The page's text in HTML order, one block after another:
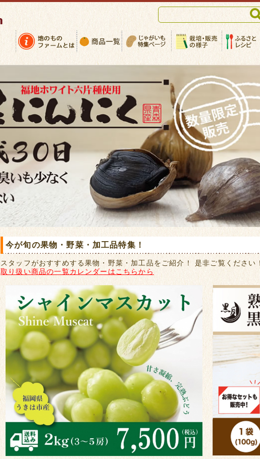
今が旬の果物・野菜・加工品特集！
スタッフがおすすめする果物・野菜・加工品をご紹介！ 是非ご覧ください
取り扱い商品の一覧カレンダーはこちらから